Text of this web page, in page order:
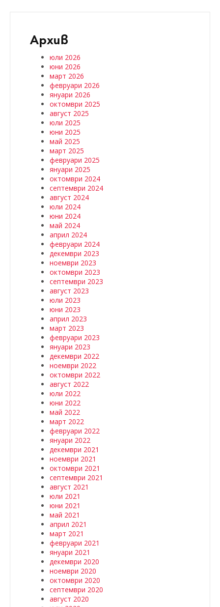
Архив
юли 2026
юни 2026
март 2026
февруари 2026
януари 2026
октомври 2025
август 2025
юли 2025
юни 2025
май 2025
март 2025
февруари 2025
януари 2025
октомври 2024
септември 2024
август 2024
юли 2024
юни 2024
май 2024
април 2024
февруари 2024
декември 2023
ноември 2023
октомври 2023
септември 2023
август 2023
юли 2023
юни 2023
април 2023
март 2023
февруари 2023
януари 2023
декември 2022
ноември 2022
октомври 2022
август 2022
юли 2022
юни 2022
май 2022
март 2022
февруари 2022
януари 2022
декември 2021
ноември 2021
октомври 2021
септември 2021
август 2021
юли 2021
юни 2021
май 2021
април 2021
март 2021
февруари 2021
януари 2021
декември 2020
ноември 2020
октомври 2020
септември 2020
август 2020